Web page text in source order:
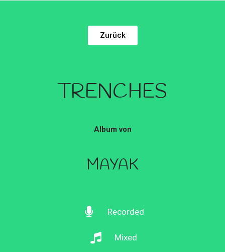
Zurück
TRENCHES
Album von
MAYAK
Recorded
Mixed